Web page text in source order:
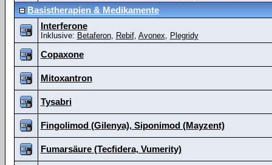
Basistherapien & Medikamente
Interferone
Inklusive: Betaferon, Rebif, Avonex, Plegridy
Copaxone
Mitoxantron
Tysabri
Fingolimod (Gilenya), Siponimod (Mayzent)
Fumarsäure (Tecfidera, Vumerity)